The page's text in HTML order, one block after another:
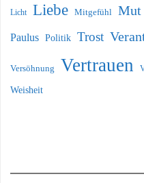
Licht Liebe Mitgefühl Mut
Paulus Politik Trost
Versöhnung Vertrauen
Weisheit